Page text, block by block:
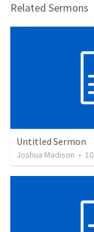
Related Sermons
Untitled Sermon
Joshua Madison • 10